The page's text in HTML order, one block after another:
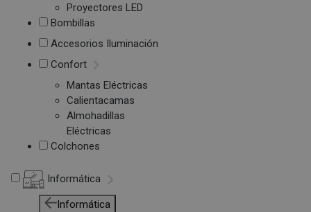
Proyectores LED
Bombillas
Accesorios Iluminación
Confort
Mantas Eléctricas
Calientacamas
Almohadillas
Eléctricas
Colchones
Informática
Informática